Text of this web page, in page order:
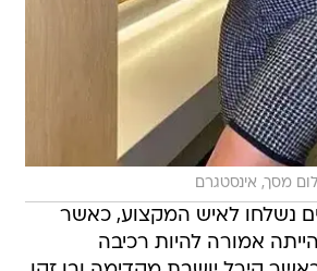
מסך, אינסטגרם
נשלחו לאיש המקצוע, כאשר
אמורה להיות רכיבה